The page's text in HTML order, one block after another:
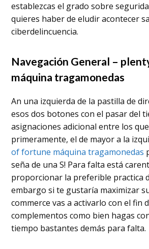
establezcas el grado sobre
quieres haber de eludir acontecer
ciberdelincuencia.
Navegación General –
máquina tragamonedas
An una izquierda de la pastilla de
esos dos botones con el pasar del
asignaciones adicional entre los
primeramente, el de mayor a la
of fortune máquina tragamonedas
seña de una S! Para falta está
proporcionar la preferible practica
embargo si te gustaría maximizar
commerce vas a activarlo con el fin
complementos como bien hagas
tiempo bastantes demás para falta.